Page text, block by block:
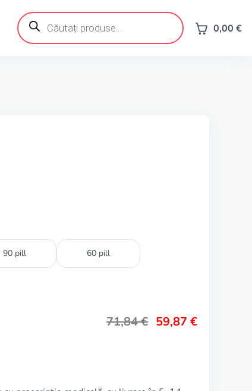
Products
search 0,00 €
90 pill 60 pill
71,84€ 59,87 €